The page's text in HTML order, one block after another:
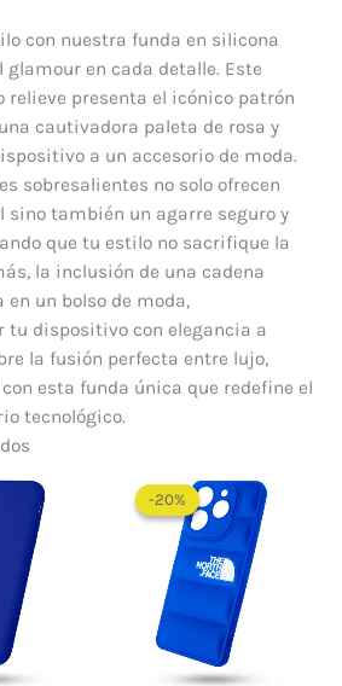
con nuestra funda en silicona
en cada detalle. Este
relieve presenta el icónico patrón
cautivadora paleta de rosa y
a un accesorio de moda.
sobresalientes no solo ofrecen
sino también un agarre seguro y
que tu estilo no sacrifique la
la inclusión de una cadena
un bolso de moda,
tu dispositivo con elegancia a
la fusión perfecta entre lujo,
esta funda única que redefine el
tecnológico.
-20%
-20%
precio
original
era:
$ 60.000.